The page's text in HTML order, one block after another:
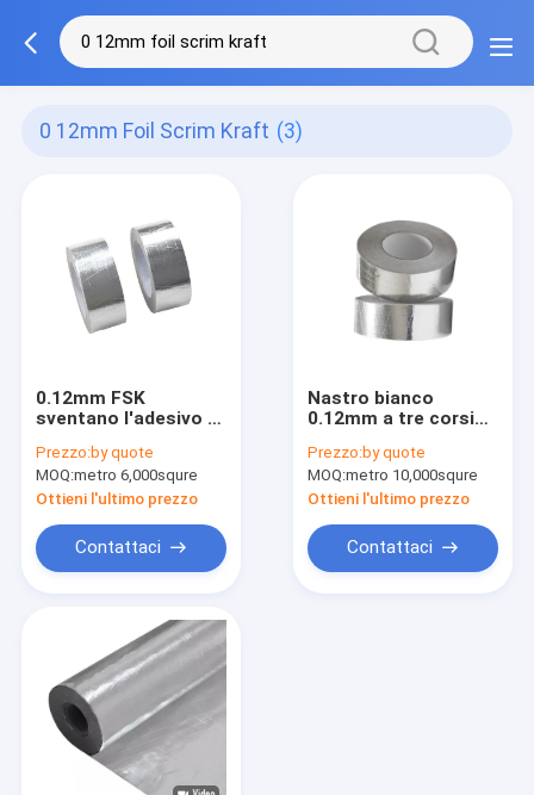
0 12mm Foil Scrim Kraft (3)
0.12mm FSK
sventano l'adesivo di
di rendimento
elevato di Kraft della
tela
Prezzo:by quote
MOQ:metro 6,000squre
Ottieni l'ultimo prezzo
Contattaci
Nastro bianco
0.12mm a tre corsie
stagnola del
polipropilene
Prezzo:by quote
MOQ:metro 10,000squre
Ottieni l'ultimo prezzo
Contattaci